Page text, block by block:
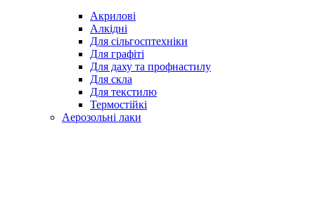
Акрилові
Алкідні
Для cільгосптехніки
Для графіті
Для даху та профнастилу
Для скла
Для текстилю
Термостійкі
Аерозольні лаки